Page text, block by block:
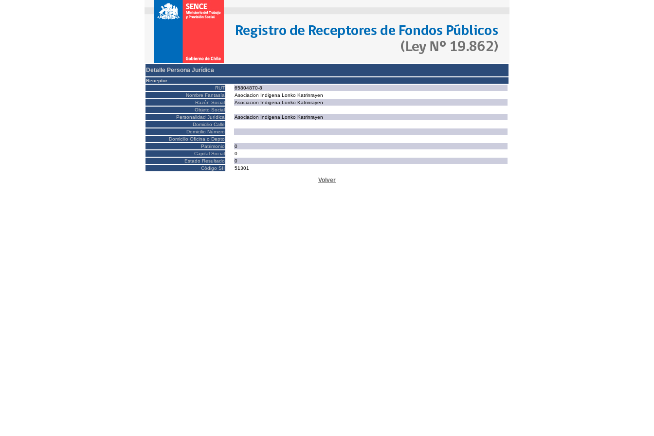
Detalle Persona Jurídica
Receptor
RUT
65804870-8
Nombre Fantasía
Asociacion Indigena Lonko Katrinrayen
Razón Social
Asociacion Indigena Lonko Katrinrayen
Objeto Social
Personalidad Jurídica
Asociacion Indigena Lonko Katrinrayen
Domicilio Calle
Domicilio Número
Domicilio Oficina o Depto
Patrimonio
0
Capital Social
0
Estado Resultado
0
Código SII
51301
Volver